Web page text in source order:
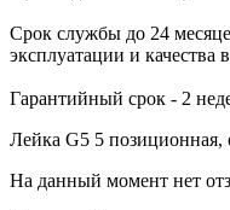
Срок службы до 24
эксплуатации и качества
Гарантийный срок - 2
Лейка G5 5 позиционная,
На данный момент нет